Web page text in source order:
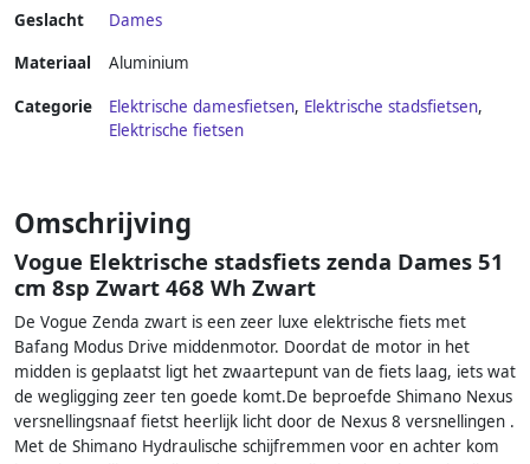
Geslacht
Dames
Materiaal
Aluminium
Categorie Elektrische damesfietsen, Elektrische stadsfietsen,
Elektrische fietsen
Omschrijving
Vogue Elektrische stadsfiets zenda Dames 51
cm 8sp Zwart 468 Wh Zwart
De Vogue Zenda zwart is een zeer luxe elektrische fiets met
Bafang Modus Drive middenmotor. Doordat de motor in het
midden is geplaatst ligt het zwaartepunt van de fiets laag, iets wat
de wegligging zeer ten goede komt.De beproefde Shimano Nexus
versnellingsnaaf fietst heerlijk licht door de Nexus 8 versnellingen .
Met de Shimano Hydraulische schijfremmen voor en achter kom